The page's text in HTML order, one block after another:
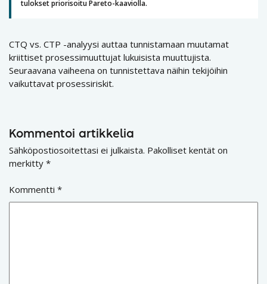
tulokset priorisoitu Pareto-kaaviolla.
CTQ vs. CTP -analyysi auttaa tunnistamaan muutamat
kriittiset prosessimuuttujat lukuisista muuttujista.
Seuraavana vaiheena on tunnistettava näihin tekijöihin
vaikuttavat prosessiriskit.
Kommentoi artikkelia
Sähköpostiosoitettasi ei julkaista. Pakolliset kentät on
merkitty *
Kommentti *